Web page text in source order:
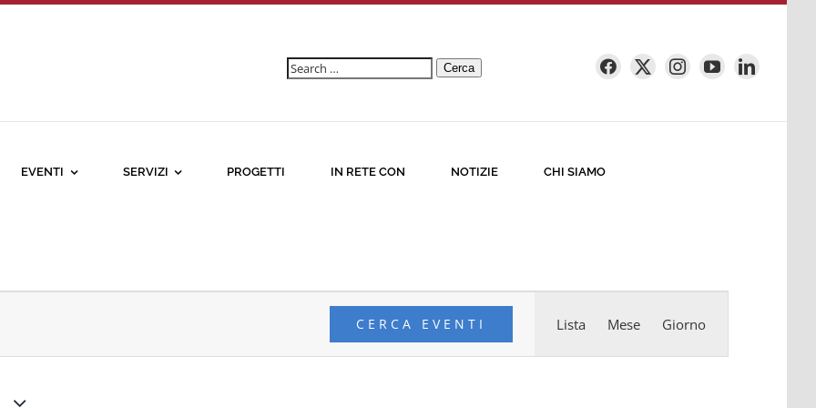
Ricerca
Cerca
EVENTI SERVIZI PROGETTI IN RETE CON NOTIZIE CHI SIAMO
CERCA EVENTI Lista Mese Giorno